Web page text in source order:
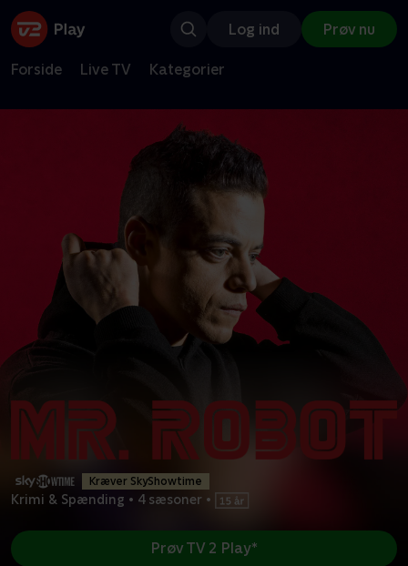
Log ind Prøv nu
Forside Live TV Kategorier
Kræver SkyShowtime
Krimi & Spænding • 4 sæsoner •
Prøv TV 2 Play*